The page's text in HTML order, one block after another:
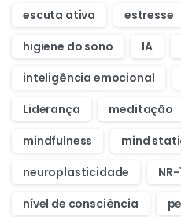
escuta ativa
estresse
higiene do sono
IA
inteligência emocional
Liderança
meditação
mindfulness
mind
neuroplasticidade
NR-
nível de consciência